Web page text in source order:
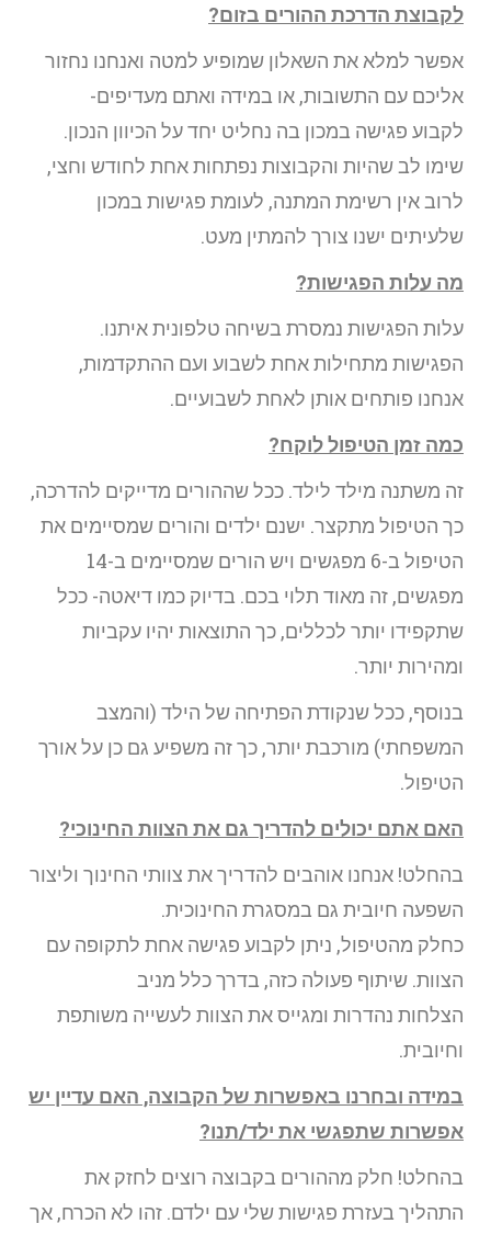
לקבוצת הדרכת ההורים בזום?
אפשר למלא את השאלון שמופיע למטה ואנחנו נחזור
אליכם עם התשובות, או במידה ואתם מעדיפים-
לקבוע פגישה במכון בה נחליט יחד על הכיוון הנכון.
שימו לב שהיות והקבוצות נפתחות אחת לחודש וחצי,
לרוב אין רשימת המתנה, לעומת פגישות במכון
שלעיתים ישנו צורך להמתין מעט.
מה עלות הפגישות?
עלות הפגישות נמסרת בשיחה טלפונית איתנו.
הפגישות מתחילות אחת לשבוע ועם ההתקדמות,
אנחנו פותחים אותן לאחת לשבועיים.
כמה זמן הטיפול לוקח?
זה משתנה מילד לילד. ככל שההורים מדייקים להדרכה,
כך הטיפול מתקצר. ישנם ילדים והורים שמסיימים את
הטיפול ב-6 מפגשים ויש הורים שמסיימים ב-14
מפגשים, זה מאוד תלוי בכם. בדיוק כמו דיאטה- ככל
שתקפידו יותר לכללים, כך התוצאות יהיו עקביות
ומהירות יותר.
בנוסף, ככל שנקודת הפתיחה של הילד (והמצב
המשפחתי) מורכבת יותר, כך זה משפיע גם כן על אורך
הטיפול.
האם אתם יכולים להדריך גם את הצוות החינוכי?
בהחלט! אנחנו אוהבים להדריך את צוותי החינוך וליצור
השפעה חיובית גם במסגרת החינוכית.
כחלק מהטיפול, ניתן לקבוע פגישה אחת לתקופה עם
הצוות. שיתוף פעולה כזה, בדרך כלל מניב
הצלחות נהדרות ומגייס את הצוות לעשייה משותפת
וחיובית.
במידה ובחרנו באפשרות של הקבוצה, האם עדיין יש
אפשרות שתפגשי את ילד/תנו?
בהחלט! חלק מההורים בקבוצה רוצים לחזק את
התהליך בעזרת פגישות שלי עם ילדם. זהו לא הכרח, אך